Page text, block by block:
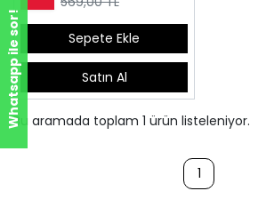
Sepete Ekle
Satın Al
Bu aramada toplam 1 ürün listeleniyor.
1
Whatsapp ile sor!